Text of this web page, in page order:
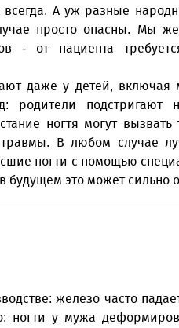
А уж разные
просто опасны. Мы
- от пациента
даже у детей, включая
родители
ногтя могут
В любом случае
ногти с помощью
будущем это может сильно
железо часто
ногти у мужа